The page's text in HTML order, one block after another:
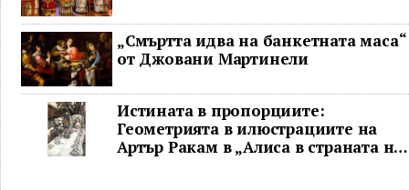
„Смъртта идва на банкетната маса“
от Джовани Мартинели
Истината в пропорциите:
Геометрията в илюстрациите на
Артър Ракам в „Алиса в страната на